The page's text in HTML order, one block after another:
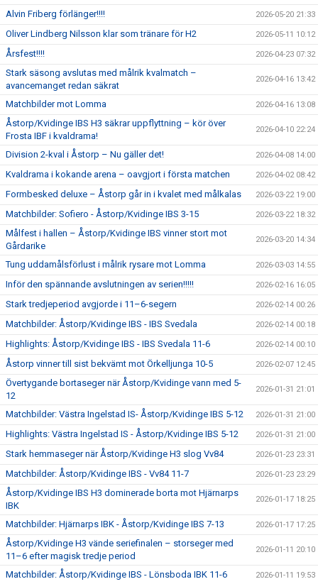
Alvin Friberg förlänger!!!! 2026-05-20 21:33
Oliver Lindberg Nilsson klar som tränare för H2 2026-05-11 10:12
Årsfest!!!! 2026-04-23 07:32
Stark säsong avslutas med målrik kvalmatch –
avancemanget redan säkrat
2026-04-16 13:42
Matchbilder mot Lomma 2026-04-16 13:08
Åstorp/Kvidinge IBS H3 säkrar uppflyttning – kör över
Frosta IBF i kvaldrama!
2026-04-10 22:24
Division 2-kval i Åstorp – Nu gäller det! 2026-04-08 14:00
Kvaldrama i kokande arena – oavgjort i första matchen 2026-04-02 08:42
Formbesked deluxe – Åstorp går in i kvalet med målkalas 2026-03-22 19:00
Matchbilder: Sofiero - Åstorp/Kvidinge IBS 3-15 2026-03-22 18:32
Målfest i hallen – Åstorp/Kvidinge IBS vinner stort mot
Gårdarike
2026-03-20 14:34
Tung uddamålsförlust i målrik rysare mot Lomma 2026-03-03 14:55
Inför den spännande avslutningen av serien!!!!! 2026-02-16 16:05
Stark tredjeperiod avgjorde i 11–6-segern 2026-02-14 00:26
Matchbilder: Åstorp/Kvidinge IBS - IBS Svedala 2026-02-14 00:18
Highlights: Åstorp/Kvidinge IBS - IBS Svedala 11-6 2026-02-14 00:10
Åstorp vinner till sist bekvämt mot Örkelljunga 10-5 2026-02-07 12:45
Övertygande bortaseger när Åstorp/Kvidinge vann med 5-
12
2026-01-31 21:01
Matchbilder: Västra Ingelstad IS- Åstorp/Kvidinge IBS 5-12 2026-01-31 21:00
Highlights: Västra Ingelstad IS - Åstorp/Kvidinge IBS 5-12 2026-01-31 21:00
Stark hemmaseger när Åstorp/Kvidinge H3 slog Vv84 2026-01-23 23:31
Matchbilder: Åstorp/Kvidinge IBS - Vv84 11-7 2026-01-23 23:29
Åstorp/Kvidinge IBS H3 dominerade borta mot Hjärnarps
IBK
2026-01-17 18:25
Matchbilder: Hjärnarps IBK - Åstorp/Kvidinge IBS 7-13 2026-01-17 17:25
Åstorp/Kvidinge H3 vände seriefinalen – storseger med
11–6 efter magisk tredje period
2026-01-11 20:10
Matchbilder: Åstorp/Kvidinge IBS - Lönsboda IBK 11-6 2026-01-11 19:53